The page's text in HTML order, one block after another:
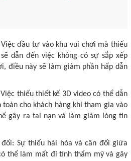
đầu tư vào khu vui chơi mà thiếu
dẫn đến việc không có sự sắp xếp
điều này sẽ làm giảm phần hấp dẫn
thiếu thiết kế 3D video có thể dẫn
cho khách hàng khi tham gia vào
gây ra tai nạn và làm giảm lòng tin
Sự thiếu hài hòa và cân đối giữa
thể làm mất đi tính thẩm mỹ và gây